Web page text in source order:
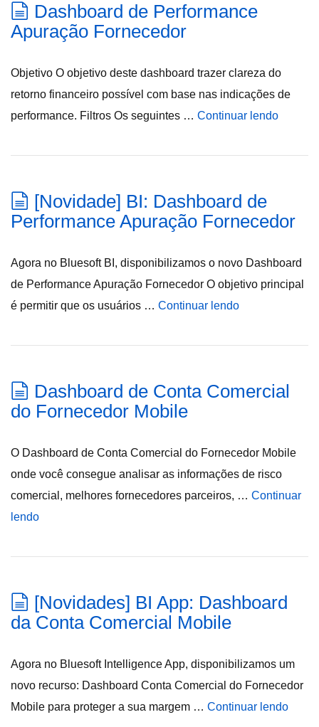
Dashboard de Performance
Apuração Fornecedor
Objetivo O objetivo deste dashboard trazer clareza do
retorno financeiro possível com base nas indicações de
performance. Filtros Os seguintes … Continuar lendo
[Novidade] BI: Dashboard de
Performance Apuração Fornecedor
Agora no Bluesoft BI, disponibilizamos o novo Dashboard
de Performance Apuração Fornecedor O objetivo principal
é permitir que os usuários … Continuar lendo
Dashboard de Conta Comercial
do Fornecedor Mobile
O Dashboard de Conta Comercial do Fornecedor Mobile
onde você consegue analisar as informações de risco
comercial, melhores fornecedores parceiros, … Continuar
lendo
[Novidades] BI App: Dashboard
da Conta Comercial Mobile
Agora no Bluesoft Intelligence App, disponibilizamos um
novo recurso: Dashboard Conta Comercial do Fornecedor
Mobile para proteger a sua margem … Continuar lendo